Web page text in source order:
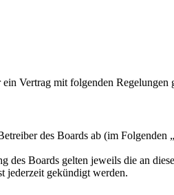
Vertrag mit folgenden Regelungen
des Boards ab (im Folgenden
des Boards gelten jeweils die an
jederzeit gekündigt werden.